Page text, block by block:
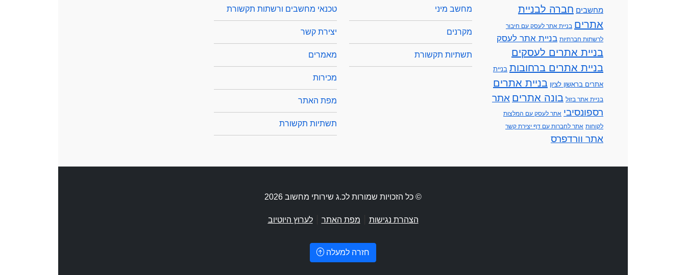
מחשבים חברה לבניית
אתרים בניית אתר לעסק עם חיבור
לרשתות חברתיות בניית אתר לעסק
בניית אתרים לעסקים
בניית אתרים ברחובות בניית
אתרים בראשון לציון בניית אתרים
בניית אתר בזול בונה אתרים אתר
רספונסיבי אתר לעסק עם המלצות
לקוחות אתר לחברות עם דף יצירת קשר
אתר וורדפרס
מחשב מיני
מקרנים
תשתיות תקשורת
טכנאי מחשבים ורשתות תקשורת
יצירת קשר
מאמרים
מכירות
מפת האתר
תשתיות תקשורת
© כל הזכויות שמורות לכ.ג שירותי מחשוב 2026
הצהרת נגישות מפת האתר |לערוץ היוטיוב
חזרה למעלה